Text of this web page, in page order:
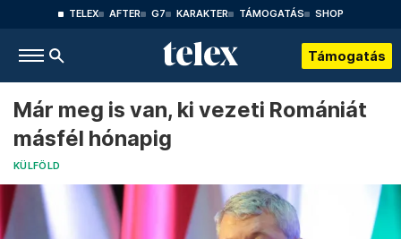
TELEX AFTER G7 KARAKTER TÁMOGATÁS SHOP
Támogatás
Már meg is van, ki vezeti Romániát
másfél hónapig
KÜLFÖLD